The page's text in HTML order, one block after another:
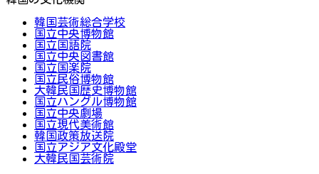
韓国芸術総合学校
国立中央博物館
国立国語院
国立中央図書館
国立国楽院
国立民俗博物館
大韓民国歴史博物館
国立ハングル博物館
国立中央劇場
国立現代美術館
韓国政策放送院
国立アジア文化殿堂
大韓民国芸術院